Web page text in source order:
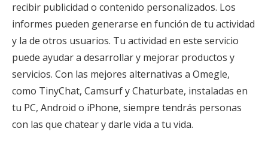
recibir publicidad o contenido personalizados. Los
informes pueden generarse en función de tu actividad
y la de otros usuarios. Tu actividad en este servicio
puede ayudar a desarrollar y mejorar productos y
servicios. Con las mejores alternativas a Omegle,
como TinyChat, Camsurf y Chaturbate, instaladas en
tu PC, Android o iPhone, siempre tendrás personas
con las que chatear y darle vida a tu vida.